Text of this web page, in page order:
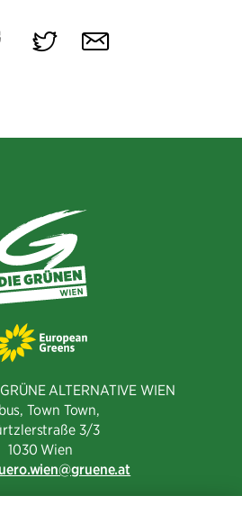
Auf Auf Per
ALTERNATIVE WIEN
Town Town,
3/3​
1030 Wien
gruene.at